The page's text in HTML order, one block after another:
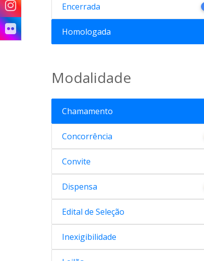
Encerrada
Homologada
Modalidade
Chamamento
Concorrência
Convite
Dispensa
Edital de Seleção
Inexigibilidade